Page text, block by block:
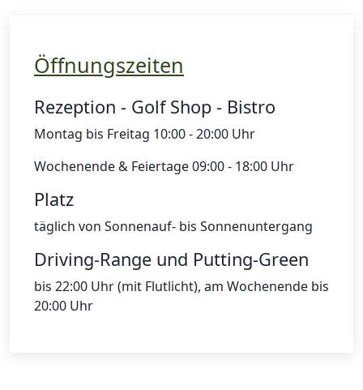
Öffnungszeiten
Rezeption - Golf Shop - Bistro
Montag bis Freitag 10:00 - 20:00 Uhr
Wochenende & Feiertage 09:00 - 18:00 Uhr
Platz
täglich von Sonnenauf- bis Sonnenuntergang
Driving-Range und Putting-Green
bis 22:00 Uhr (mit Flutlicht), am Wochenende bis
20:00 Uhr